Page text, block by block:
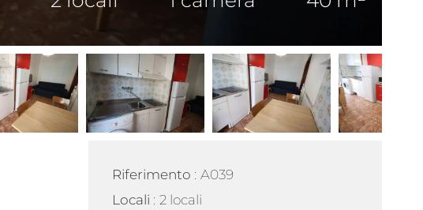
Riferimento
A039
Locali
2 locali